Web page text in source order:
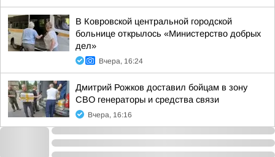
В Ковровской центральной городской
больнице открылось «Министерство добрых
дел»
Вчера, 16:24
Дмитрий Рожков доставил бойцам в зону
СВО генераторы и средства связи
Вчера, 16:16